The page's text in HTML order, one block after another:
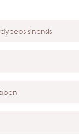
sinensis